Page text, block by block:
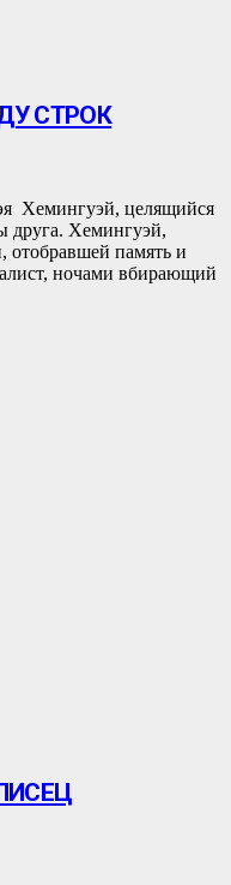
СТРОК
Хемингуэй, целящийся
друга. Хемингуэй,
отобравшей память и
ночами вбирающий